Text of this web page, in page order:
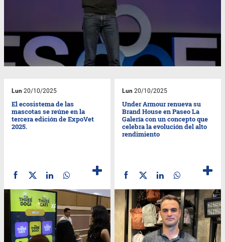
Lun 20/10/2025
El ecosistema de las
mascotas se reúne en la
tercera edición de ExpoVet
2025.
Lun 20/10/2025
Under Armour renueva su
Brand House en Paseo La
Galería con un concepto que
celebra la evolución del alto
rendimiento